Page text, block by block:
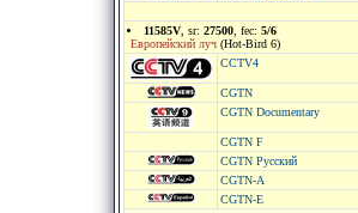
11585V , sr: 27500 , fec: 5/6
Европейский луч (Hot-Bird 6)
CCTV4
CGTN
CGTN Documentary
CGTN F
CGTN Русский
CGTN-A
CGTN-E